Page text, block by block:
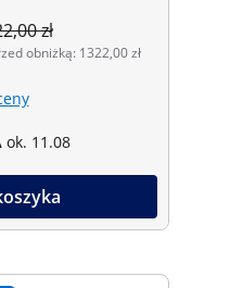
zł
obniżką: 1322,00 zł
ok. 11.08